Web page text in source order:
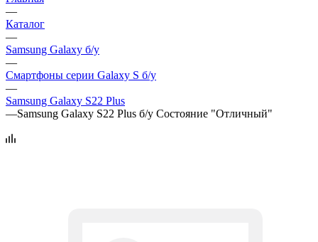
—
Каталог
—
Samsung Galaxy б/у
—
Смартфоны серии Galaxy S б/у
—
Samsung Galaxy S22 Plus
—Samsung Galaxy S22 Plus б/у Состояние "Отличный"